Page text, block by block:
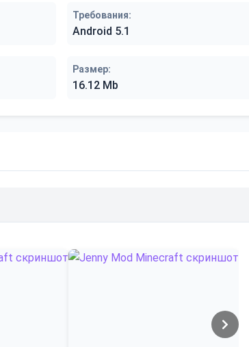
Требования:
Android 5.1
Размер:
16.12 Mb